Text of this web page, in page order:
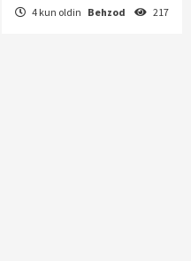
4 kun oldin Behzod 217